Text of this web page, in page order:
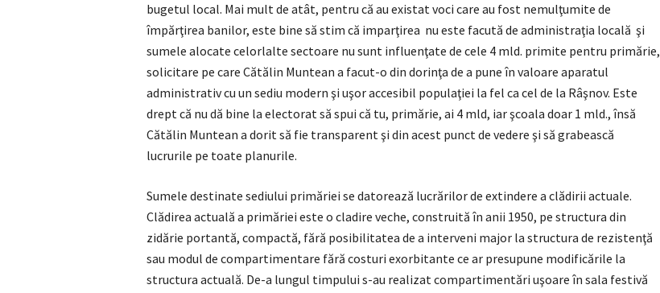
bugetul local. Mai mult de atât, pentru că au existat voci care au fost nemulţumite de
împărţirea banilor, este bine să stim că imparţirea nu este facută de administraţia locală şi
sumele alocate celorlalte sectoare nu sunt influenţate de cele 4 mld. primite pentru primărie,
solicitare pe care Cătălin Muntean a facut-o din dorinţa de a pune în valoare aparatul
administrativ cu un sediu modern şi uşor accesibil populaţiei la fel ca cel de la Râşnov. Este
drept că nu dă bine la electorat să spui că tu, primărie, ai 4 mld, iar şcoala doar 1 mld., însă
Cătălin Muntean a dorit să fie transparent şi din acest punct de vedere şi să grabească
lucrurile pe toate planurile.
Sumele destinate sediului primăriei se datorează lucrărilor de extindere a clădirii actuale.
Clădirea actuală a primăriei este o cladire veche, construită în anii 1950, pe structura din
zidărie portantă, compactă, fără posibilitatea de a interveni major la structura de rezistenţă
sau modul de compartimentare fără costuri exorbitante ce ar presupune modificările la
structura actuală. De-a lungul timpului s-au realizat compartimentări uşoare în sala festivă